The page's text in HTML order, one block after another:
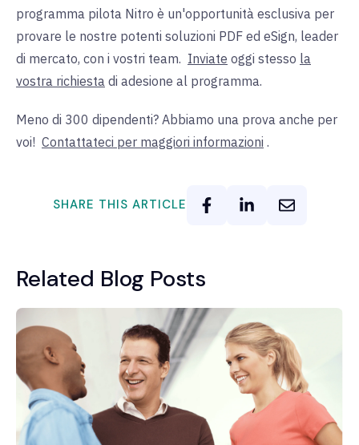
programma pilota Nitro è un'opportunità esclusiva per
provare le nostre potenti soluzioni PDF ed eSign, leader
di mercato, con i vostri team. Inviate oggi stesso la
vostra richiesta di adesione al programma.
Meno di 300 dipendenti? Abbiamo una prova anche per
voi! Contattateci per maggiori informazioni .
SHARE THIS ARTICLE
Related Blog Posts